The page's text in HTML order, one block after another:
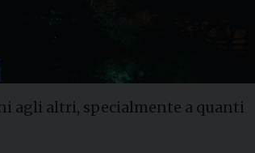
agli altri, specialmente a quanti